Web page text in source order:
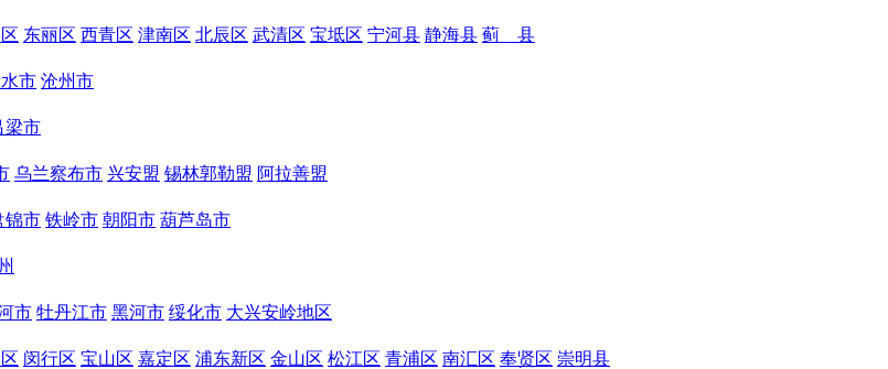
东丽区 西青区 津南区 北辰区 武清区 宝坻区 宁河县 静海县 蓟 县
市 沧州市
梁市
乌兰察布市 兴安盟 锡林郭勒盟 阿拉善盟
锦市 铁岭市 朝阳市 葫芦岛市
市 牡丹江市 黑河市 绥化市 大兴安岭地区
闵行区 宝山区 嘉定区 浦东新区 金山区 松江区 青浦区 南汇区 奉贤区 崇明县